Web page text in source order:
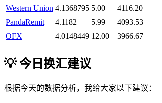
Western Union 4.1368795 5.00 4116.20
PandaRemit
4.1182 5.99 4093.53
OFX
4.0148449 12.00 3966.67
💡 今日换汇建议
根据今天的数据分析，我给大家以下建议：